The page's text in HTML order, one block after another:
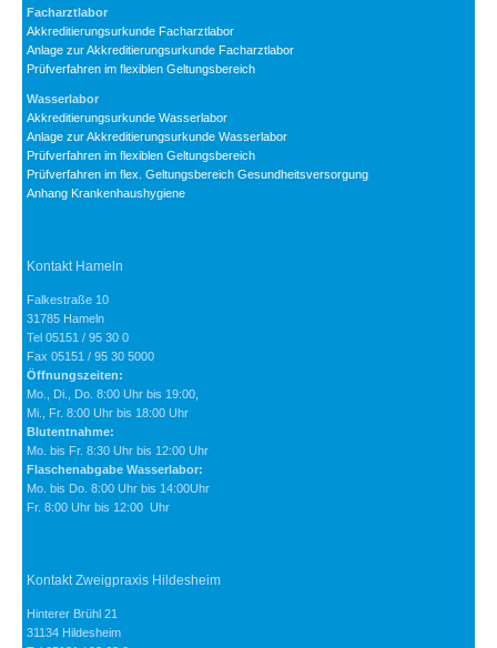
Facharztlabor
Akkreditierungsurkunde Facharztlabor
Anlage zur Akkreditierungsurkunde Facharztlabor
Prüfverfahren im flexiblen Geltungsbereich
Wasserlabor
Akkreditierungsurkunde Wasserlabor
Anlage zur Akkreditierungsurkunde Wasserlabor
Prüfverfahren im flexiblen Geltungsbereich
Prüfverfahren im flex. Geltungsbereich Gesundheitsversorgung
Anhang Krankenhaushygiene
Kontakt Hameln
Falkestraße 10
31785 Hameln
Tel 05151 / 95 30 0
Fax 05151 / 95 30 5000
Öffnungszeiten:
Mo., Di., Do. 8:00 Uhr bis 19:00,
Mi., Fr. 8:00 Uhr bis 18:00 Uhr
Blutentnahme:
Mo. bis Fr. 8:30 Uhr bis 12:00 Uhr
Flaschenabgabe Wasserlabor:
Mo. bis Do. 8:00 Uhr bis 14:00Uhr
Fr. 8:00 Uhr bis 12:00 Uhr
Kontakt Zweigpraxis Hildesheim
Hinterer Brühl 21
31134 Hildesheim